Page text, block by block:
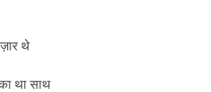
थे
था साथ